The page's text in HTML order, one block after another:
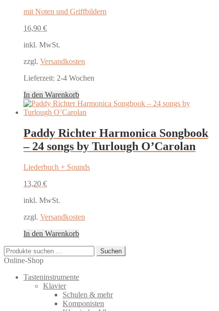
mit Noten und Griffbildern
16,90 €
inkl. MwSt.
zzgl. Versandkosten
Lieferzeit: 2-4 Wochen
In den Warenkorb
Paddy Richter Harmonica Songbook
– 24 songs by Turlough O’Carolan
Liederbuch + Sounds
13,20 €
inkl. MwSt.
zzgl. Versandkosten
In den Warenkorb
Suchen
nach:
Suchen
Online-Shop
Tasteninstrumente
Klavier
Schulen & mehr
Komponisten